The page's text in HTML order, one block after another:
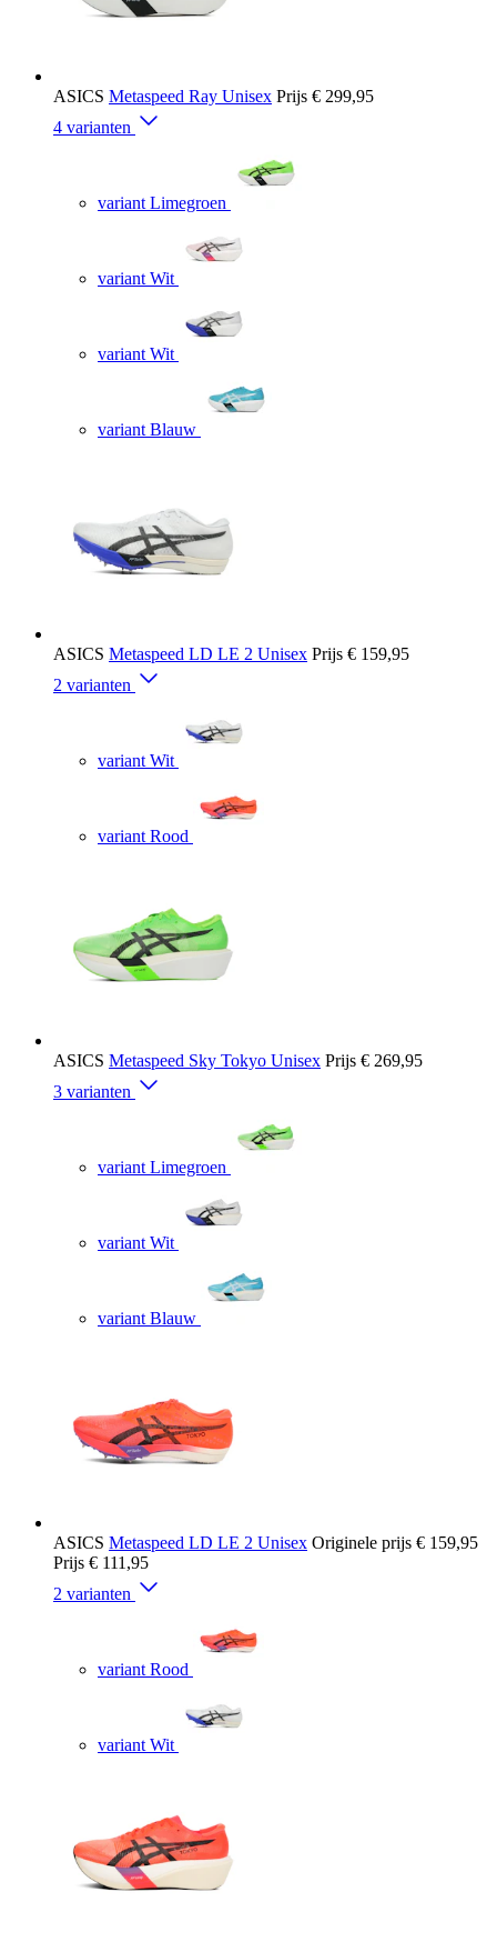
ASICS Metaspeed Ray Unisex Prijs € 299,95
4 varianten
variant Limegroen
variant Wit
variant Wit
variant Blauw
ASICS Metaspeed LD LE 2 Unisex Prijs € 159,95
2 varianten
variant Wit
variant Rood
ASICS Metaspeed Sky Tokyo Unisex Prijs € 269,95
3 varianten
variant Limegroen
variant Wit
variant Blauw
ASICS Metaspeed LD LE 2 Unisex Originele prijs € 159,95
Prijs € 111,95
2 varianten
variant Rood
variant Wit